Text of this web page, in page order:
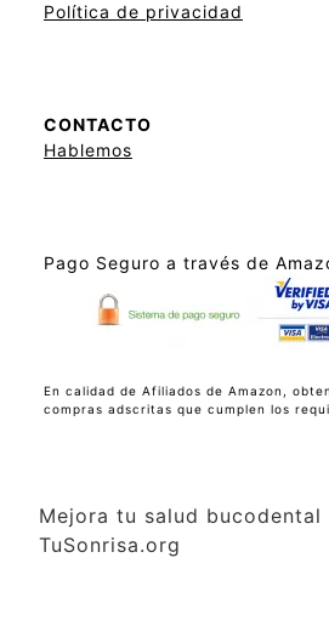
Política de privacidad
CONTACTO
Hablemos
Pago Seguro a través de
En calidad de Afiliados de Amazon,
compras adscritas que cumplen los
Mejora tu salud bucodental
TuSonrisa.org